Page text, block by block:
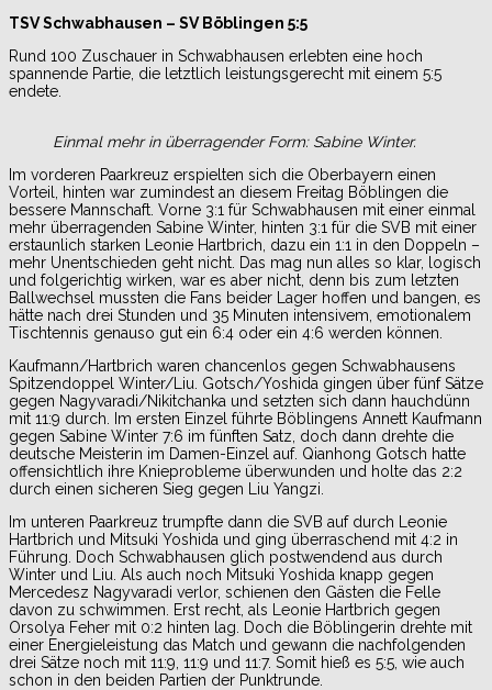
TSV Schwabhausen – SV Böblingen 5:5
Rund 100 Zuschauer in Schwabhausen erlebten eine hoch
spannende Partie, die letztlich leistungsgerecht mit einem 5:5
endete.
Einmal mehr in überragender Form: Sabine Winter.
Im vorderen Paarkreuz erspielten sich die Oberbayern einen
Vorteil, hinten war zumindest an diesem Freitag Böblingen die
bessere Mannschaft. Vorne 3:1 für Schwabhausen mit einer einmal
mehr überragenden Sabine Winter, hinten 3:1 für die SVB mit einer
erstaunlich starken Leonie Hartbrich, dazu ein 1:1 in den Doppeln –
mehr Unentschieden geht nicht. Das mag nun alles so klar, logisch
und folgerichtig wirken, war es aber nicht, denn bis zum letzten
Ballwechsel mussten die Fans beider Lager hoffen und bangen, es
hätte nach drei Stunden und 35 Minuten intensivem, emotionalem
Tischtennis genauso gut ein 6:4 oder ein 4:6 werden können.
Kaufmann/Hartbrich waren chancenlos gegen Schwabhausens
Spitzendoppel Winter/Liu. Gotsch/Yoshida gingen über fünf Sätze
gegen Nagyvaradi/Nikitchanka und setzten sich dann hauchdünn
mit 11:9 durch. Im ersten Einzel führte Böblingens Annett Kaufmann
gegen Sabine Winter 7:6 im fünften Satz, doch dann drehte die
deutsche Meisterin im Damen-Einzel auf. Qianhong Gotsch hatte
offensichtlich ihre Knieprobleme überwunden und holte das 2:2
durch einen sicheren Sieg gegen Liu Yangzi.
Im unteren Paarkreuz trumpfte dann die SVB auf durch Leonie
Hartbrich und Mitsuki Yoshida und ging überraschend mit 4:2 in
Führung. Doch Schwabhausen glich postwendend aus durch
Winter und Liu. Als auch noch Mitsuki Yoshida knapp gegen
Mercedesz Nagyvaradi verlor, schienen den Gästen die Felle
davon zu schwimmen. Erst recht, als Leonie Hartbrich gegen
Orsolya Feher mit 0:2 hinten lag. Doch die Böblingerin drehte mit
einer Energieleistung das Match und gewann die nachfolgenden
drei Sätze noch mit 11:9, 11:9 und 11:7. Somit hieß es 5:5, wie auch
schon in den beiden Partien der Punktrunde.